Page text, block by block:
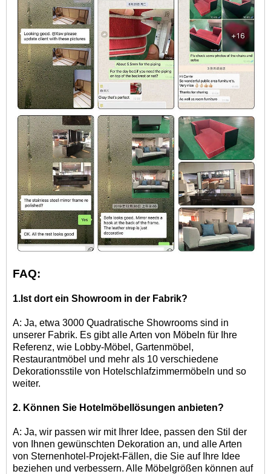
FAQ:
1.Ist dort ein Showroom in der Fabrik?
A: Ja, etwa 3000 Quadratische Showrooms sind in
unserer Fabrik. Es gibt alle Arten von Möbeln für Ihre
Referenz, wie Lobby-Möbel, Gartenmöbel,
Restaurantmöbel und mehr als 10 verschiedene
Dekorationsstile von Hotelschlafzimmermöbeln und so
weiter.
2. Können Sie Hotelmöbellösungen anbieten?
A: Ja, wir passen wir mit Ihrer Idee, passen den Stil der
von Ihnen gewünschten Dekoration an, und alle Arten
von Sternenhotel-Projekt-Fällen, die Sie auf Ihre Idee
beziehen und verbessern. Alle Möbelgrößen können auf